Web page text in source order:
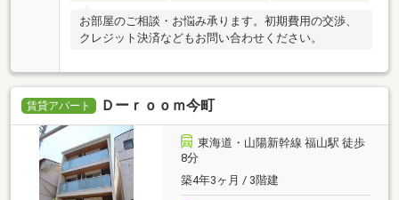
お部屋のご相談・お悩み承ります。初期費用の交渉、
クレジット決済などもお問い合わせください。
賃貸アパート Ｄーｒｏｏｍ今町
東海道・山陽新幹線 福山駅 徒歩
8分
築4年3ヶ月 / 3階建